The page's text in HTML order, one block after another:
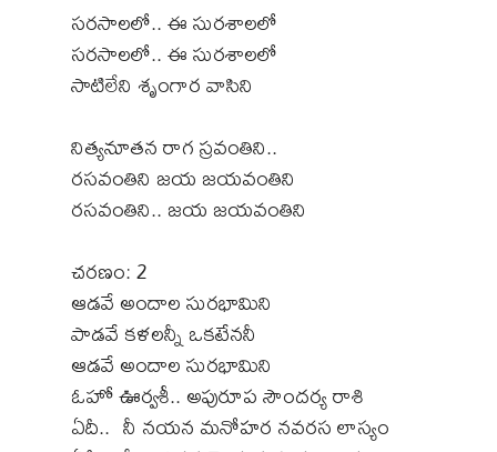
సరసాలలో.. ఈ సురశాలలో
సరసాలలో.. ఈ సురశాలలో
సాటిలేని శృంగార వాసిని
నిత్యనూతన రాగ స్రవంతిని..
రసవంతిని జయ జయవంతిని
రసవంతిని.. జయ జయవంతిని
చరణం: 2
ఆడవే అందాల సురభామిని
పాడవే కళలన్నీ ఒకటేననీ
ఆడవే అందాల సురభామిని
ఓహో ఊర్వశీ.. అపురూప సౌందర్య రాశి
ఏదీ.. నీ నయన మనోహర నవరస లాస్యం